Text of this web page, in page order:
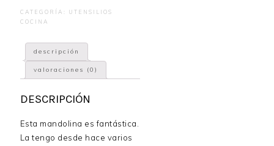
CATEGORÍA:
UTENSILIOS
COCINA
descripción
valoraciones (0)
DESCRIPCIÓN
Esta mandolina es fantástica.
La tengo desde hace varios